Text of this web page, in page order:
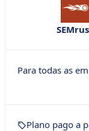
Para todas as
Plano pago a